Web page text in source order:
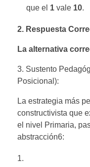
que el 1vale 10.
2. Respuesta
La alternativa
3. Sustento
Posicional):
La estrategia más
constructivista que
el nivel Primaria,
abstracción6: